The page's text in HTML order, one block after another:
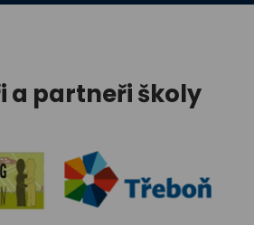
a partneři školy